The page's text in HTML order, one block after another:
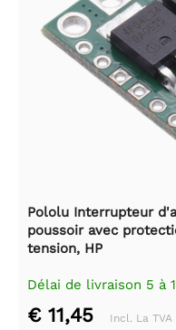
Pololu Interrupteur
poussoir avec
tension, HP
Délai de livraison 5 à
€ 11,45 Incl. La TVA